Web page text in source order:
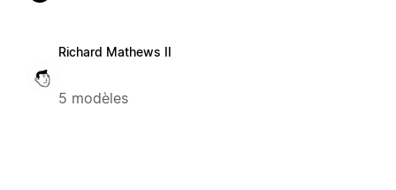
Richard Mathews II
5 modèles